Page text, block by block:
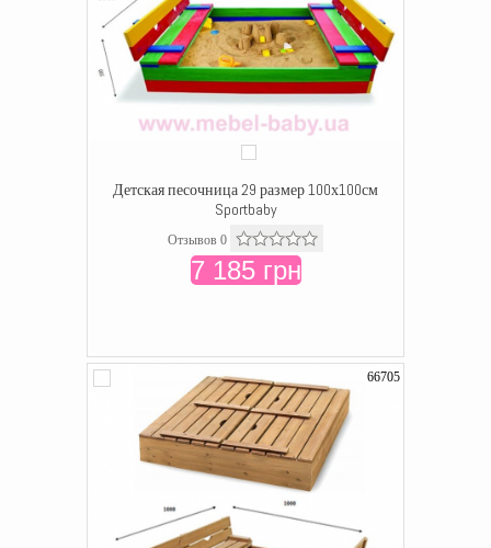
Детская песочница 29 размер 100х100см
Sportbaby
Отзывов 0
7 185 грн
66705